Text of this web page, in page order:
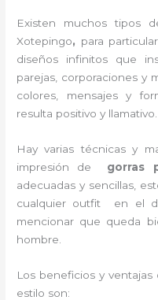
Existen muchos tipos
Xotepingo, para
diseños infinitos que
parejas, corporaciones y
colores, mensajes y
resulta positivo y llamativo.
Hay varias técnicas y
impresión de gorras
adecuadas y sencillas,
cualquier outfit en el
mencionar que queda
hombre.
Los beneficios y
estilo son: